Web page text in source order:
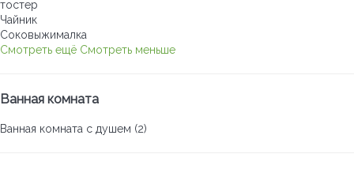
тостер
Чайник
Соковыжималка
Смотреть ещё Смотреть меньше
Ванная комната
Ванная комната с душем (2)